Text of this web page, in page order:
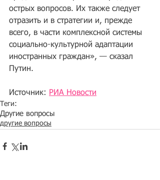
острых вопросов. Их также следует
отразить и в стратегии и, прежде
всего, в части комплексной системы
социально-культурной адаптации
иностранных граждан», — сказал
Путин.
Источник: РИА Новости
Теги:
Другие вопросы
другие вопросы